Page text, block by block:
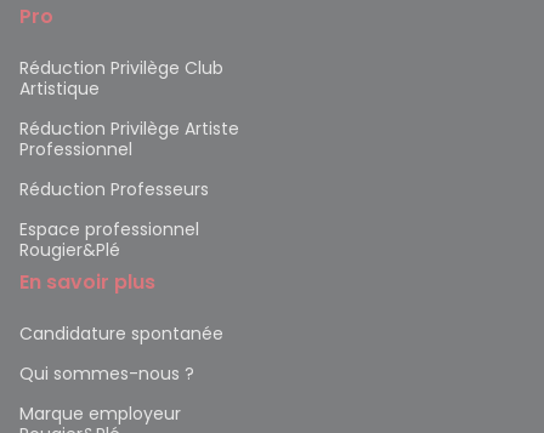
Pro
Réduction Privilège Club
Artistique
Réduction Privilège Artiste
Professionnel
Réduction Professeurs
Espace professionnel
Rougier&Plé
En savoir plus
Candidature spontanée
Qui sommes-nous ?
Marque employeur